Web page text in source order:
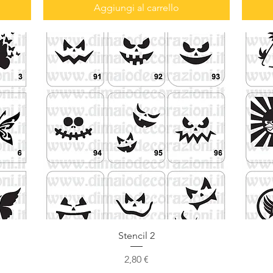
Aggiungi al carrello
Vista rapida
Stencil 2
Prezzo
2,80 €